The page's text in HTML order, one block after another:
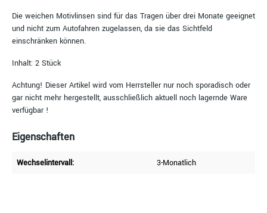
Die weichen Motivlinsen sind für das Tragen über drei Monate geeignet
und nicht zum Autofahren zugelassen, da sie das Sichtfeld
einschränken können.
Inhalt: 2 Stück
Achtung! Dieser Artikel wird vom Herrsteller nur noch sporadisch oder
gar nicht mehr hergestellt, ausschließlich aktuell noch lagernde Ware
verfügbar !
Eigenschaften
Wechselintervall: 3-Monatlich